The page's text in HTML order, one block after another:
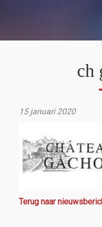
ch
15 januari 2020
Terug naar